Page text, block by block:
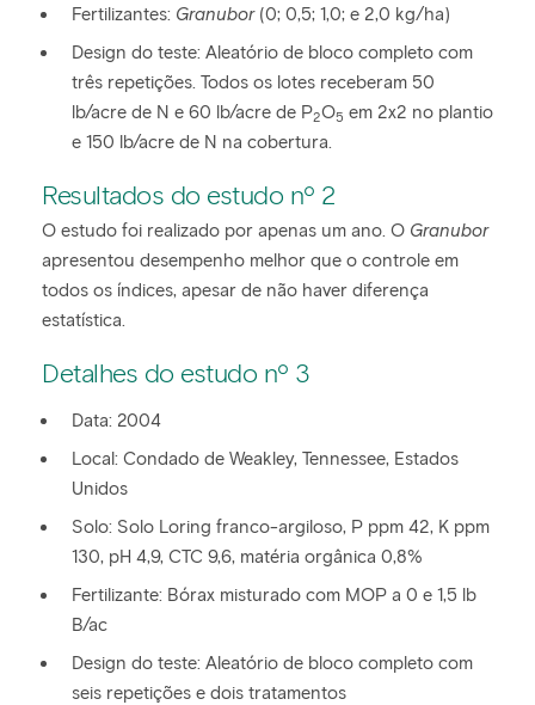
Fertilizantes: Granubor(0; 0,5; 1,0; e 2,0 kg/ha)
Design do teste: Aleatório de bloco completo com
três repetições. Todos os lotes receberam 50
lb/acre de N e 60 lb/acre de P2O5 em 2x2 no plantio
e 150 lb/acre de N na cobertura.
Resultados do estudo nº 2
O estudo foi realizado por apenas um ano. O Granubor
apresentou desempenho melhor que o controle em
todos os índices, apesar de não haver diferença
estatística.
Detalhes do estudo nº 3
Data: 2004
Local: Condado de Weakley, Tennessee, Estados
Unidos
Solo: Solo Loring franco-argiloso, P ppm 42, K ppm
130, pH 4,9, CTC 9,6, matéria orgânica 0,8%
Fertilizante: Bórax misturado com MOP a 0 e 1,5 lb
B/ac
Design do teste: Aleatório de bloco completo com
seis repetições e dois tratamentos